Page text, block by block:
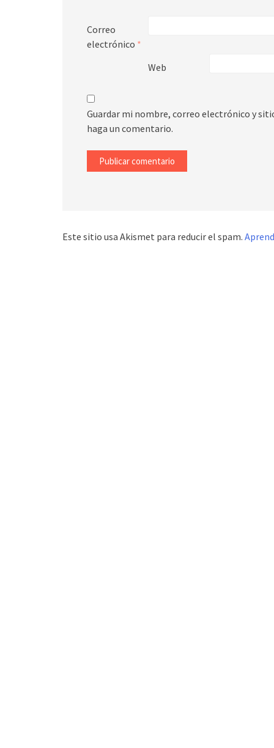
Correo
electrónico *
Web
Guardar mi nombre, correo electrónico y
haga un comentario.
Este sitio usa Akismet para reducir el spam.